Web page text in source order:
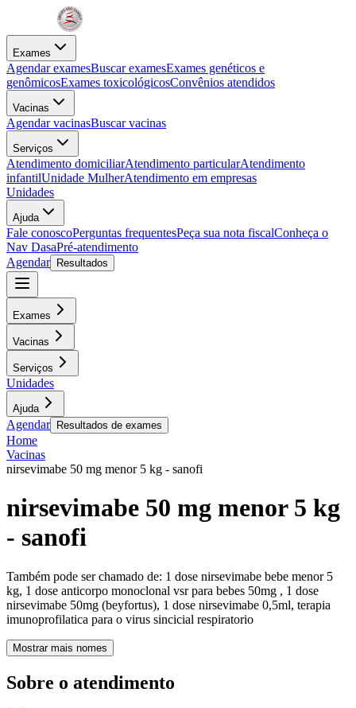
Exames
Agendar examesBuscar examesExames genéticos e
genômicosExames toxicológicosConvênios atendidos
Vacinas
Agendar vacinasBuscar vacinas
Serviços
Atendimento domiciliarAtendimento particularAtendimento
infantilUnidade MulherAtendimento em empresas
Unidades
Ajuda
Fale conoscoPerguntas frequentesPeça sua nota fiscalConheça o
Nav DasaPré-atendimento
Agendar
Resultados
Exames
Vacinas
Serviços
Unidades
Ajuda
Agendar Resultados de exames
Home
Vacinas
nirsevimabe 50 mg menor 5 kg - sanofi
nirsevimabe 50 mg menor 5 kg
- sanofi
Também pode ser chamado de: 1 dose nirsevimabe bebe menor 5
kg, 1 dose anticorpo monoclonal vsr para bebes 50mg , 1 dose
nirsevimabe 50mg (beyfortus), 1 dose nirsevimabe 0,5ml, terapia
imunoprofilatica para o virus sincicial respiratorio
Mostrar mais nomes
Sobre o atendimento